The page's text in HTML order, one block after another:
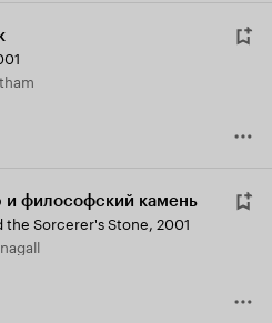
и философский камень
the Sorcerer's Stone, 2001